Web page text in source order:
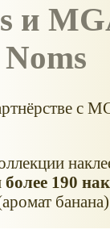
с
более 190